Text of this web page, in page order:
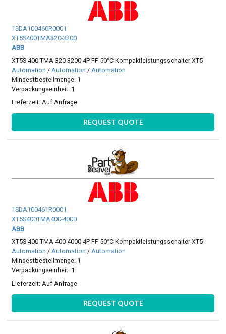
1SDA100460R0001
XT5S400TMA320-3200
ABB
XT5S 400 TMA 320-3200 4P FF 50°C Kompaktleistungsschalter XT5
Automation /Automation /Automation
Mindestbestellmenge: 1
Verpackungseinheit: 1
Lieferzeit: Auf Anfrage
REQUEST QUOTE
1SDA100461R0001
XT5S400TMA400-4000
ABB
XT5S 400 TMA 400-4000 4P FF 50°C Kompaktleistungsschalter XT5
Automation /Automation /Automation
Mindestbestellmenge: 1
Verpackungseinheit: 1
Lieferzeit: Auf Anfrage
REQUEST QUOTE